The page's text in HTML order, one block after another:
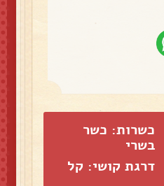
כשרות: כשר
בשרי
דרגת קושי: קל